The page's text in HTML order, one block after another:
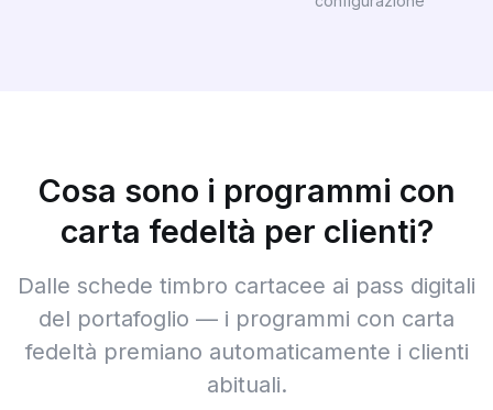
Cosa sono i programmi con
carta fedeltà per clienti?
Dalle schede timbro cartacee ai pass digitali
del portafoglio — i programmi con carta
fedeltà premiano automaticamente i clienti
abituali.